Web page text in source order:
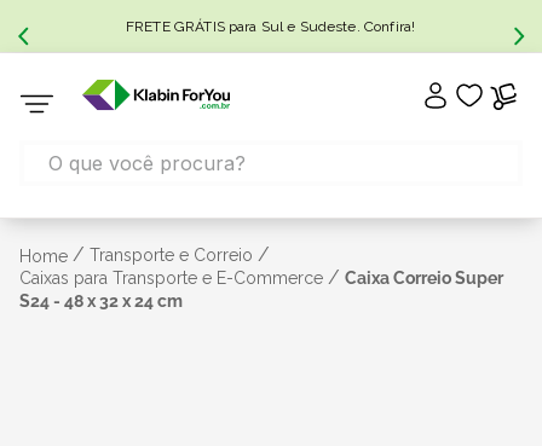
FRETE GRÁTIS para Sul e Sudeste. Confira!
Home / Transporte e Correio /
Caixas para Transporte e E-Commerce / Caixa Correio Super
S24 - 48 x 32 x 24 cm